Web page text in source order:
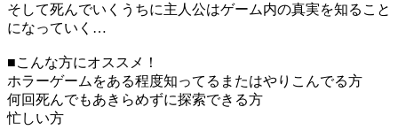
そして死んでいくうちに主人公はゲーム内の真実を知ること
になっていく…
■こんな方にオススメ！
ホラーゲームをある程度知ってるまたはやりこんでる方
何回死んでもあきらめずに探索できる方
忙しい方